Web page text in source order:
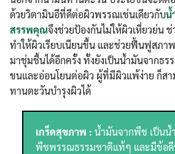
ด้วยวิตามินอีที่ดีต่อผิวพรรณเช่นเดียวกับน้
สรรพคุณจึงช่วยป้องกันไม่ให้ผิวเหี่ยวย่น
ทำให้ผิวเรียบเนียนขึ้น และช่วยฟื้นฟูสภา
มาชุ่มชื้นได้อีกครั้ง ทั้งยังเป็นน้ำมันจากธ
ขนและอ่อนโยนต่อผิว ผู้ที่มีผิวแพ้ง่าย ก็สา
ทานตะวันบำรุงผิวได้
เกร็ดสุขภาพ : น้ำมันจากพืช เป็นน้
พืชพรรณธรรมชาติแท้ๆ และมีข้อดี